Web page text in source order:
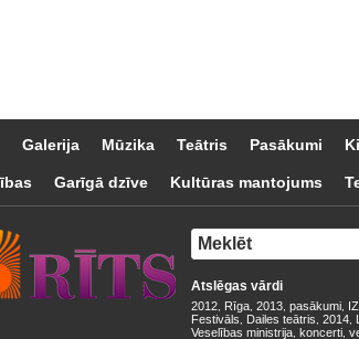
Galerija Mūzika Teātris Pasākumi
Garīgā dzīve Kultūras mantojums
Atslēgas vārdi
2012 Rīga 2013 pasākumi
Festivāls Dailes teātris 2014
Veselības ministrija koncerti